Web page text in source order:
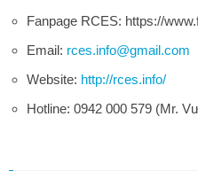
Fanpage RCES: https://
Email: rces.info@gmail.com
Website: http://rces.info/
Hotline: 0942 000 579 (Mr.